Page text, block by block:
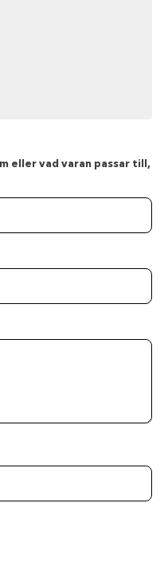
eller vad varan passar till,